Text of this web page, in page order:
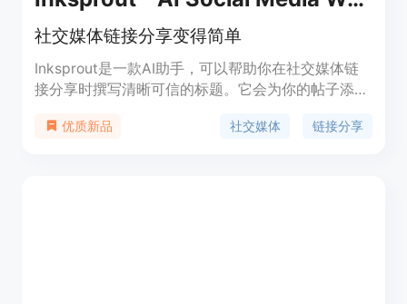
社交媒体链接分享变得简单
Inksprout是一款AI助手，可以帮助你在社交媒体链
接分享时撰写清晰可信的标题。它会为你的帖子添加
信息。通过清晰的描述，你将提高链接帖子的参与
优质新品 社交媒体 链接分享